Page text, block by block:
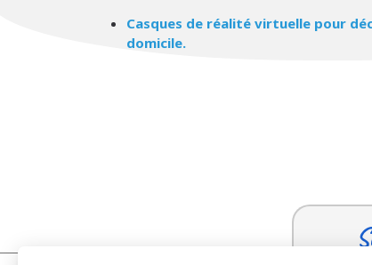
Casques de réalité virtuelle pour
domicile.